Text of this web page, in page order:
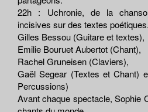
22h : Uchronie, de la
incisives sur des textes poétiques.
Gilles Bessou (Guitare et textes),
Emilie Bouruet Aubertot (Chant),
Rachel Gruneisen (Claviers),
Gaël Segear (Textes et Chant)
Percussions)
Avant chaque spectacle, Sophie